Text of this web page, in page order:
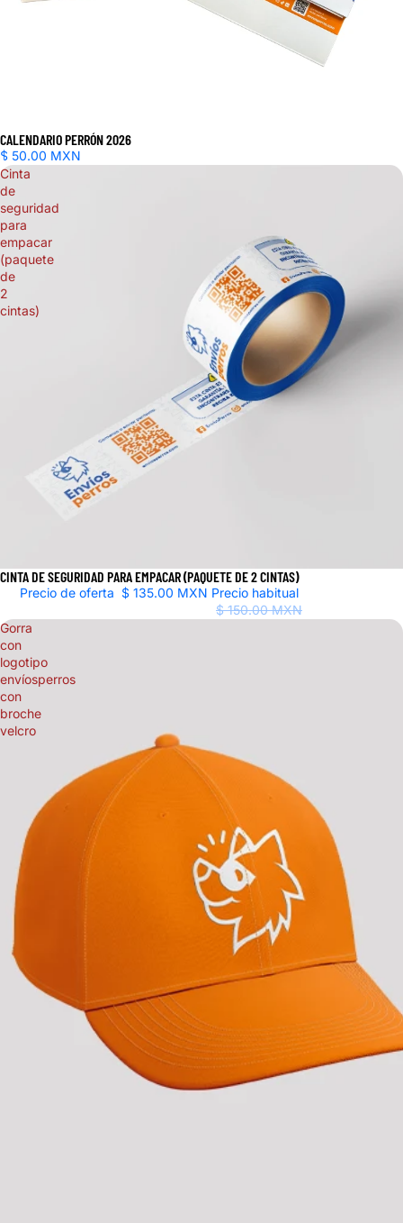
CALENDARIO PERRÓN 2026
$ 50.00 MXN
Cinta
de
seguridad
para
empacar
(paquete
de
2
cintas)
Oferta
CINTA DE SEGURIDAD PARA EMPACAR (PAQUETE DE 2 CINTAS)
Precio de oferta $ 135.00 MXN Precio habitual
$ 150.00 MXN
Gorra
con
logotipo
envíosperros
con
broche
velcro